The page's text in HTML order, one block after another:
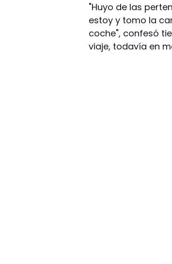
"Huyo de las
estoy y tomo la
coche", confesó
viaje, todavía en